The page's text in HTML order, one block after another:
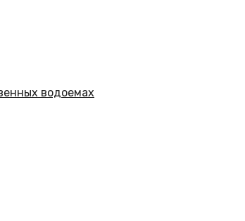
водоемах